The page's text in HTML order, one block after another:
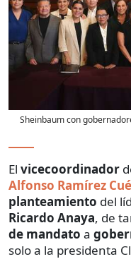
Sheinbaum con
El vicecoordinador
Alfonso Ramírez
planteamiento del
Ricardo Anaya, de
de mandato a
solo a la presidenta